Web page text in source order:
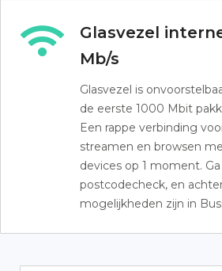
Glasvezel
Mb/s
Glasvezel is
de eerste 1000 Mbit
Een rappe verbinding
streamen en browsen
devices op 1 moment.
postcodecheck, en
mogelijkheden zijn in